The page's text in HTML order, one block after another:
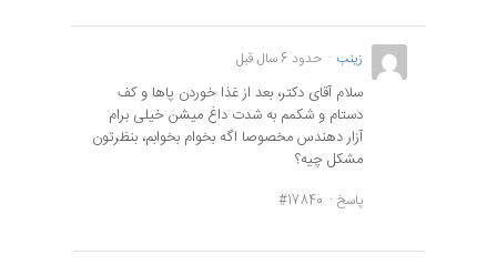
زینب حدود 6 سال قبل
سلام آقای دکتر، بعد از غذا خوردن پاها و کف
دستام و شکمم به شدت داغ میشن خیلی برام
آزار دهندس مخصوصا اگه بخوام بخوابم، بنظرتون
مشکل چیه؟
پاسخ #17840